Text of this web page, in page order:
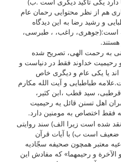
هم از نظر محتوایی رحمان عام
و رشید رضا به این دیدگاه
است:(جوهری، راغب، ، طبرسی،
به رحمت الهی، تصریح شده
رحیمیت خداوند فقط در دنیاست و
اند یا یکی عام و دیگری خاص
طباطبایی و آیت الله مکارم
سید قطب ،ابن کثیر،
اهل تسنن قائل یه رحیمیت
فقط اختصاص به مومنین دارد.
نقد شده است زیرا الف) سند روایتی
ضعیف است ب) با آیات قرآن
معتبر همچون صحیفه سجّادیه
الآخرة و رحیمهما» که مفادش این